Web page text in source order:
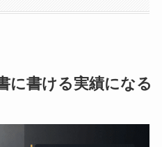
に書ける実績になる